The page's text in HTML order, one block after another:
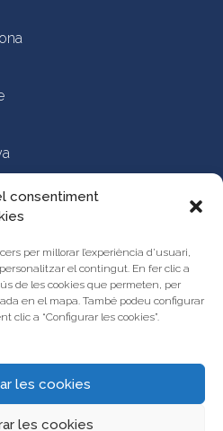
consentiment
per millorar l’experiència d’usuari,
el contingut. En fer clic a
de les cookies que permeten, per
en el mapa. També podeu configurar
clic a “Configurar les cookies”.
les cookies
les cookies
al Portal d’Activitats Educatives de